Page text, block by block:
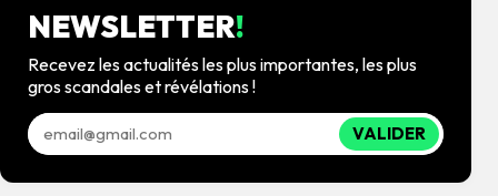
NEWSLETTER!
Recevez les actualités les plus importantes, les plus
gros scandales et révélations !
VALIDER